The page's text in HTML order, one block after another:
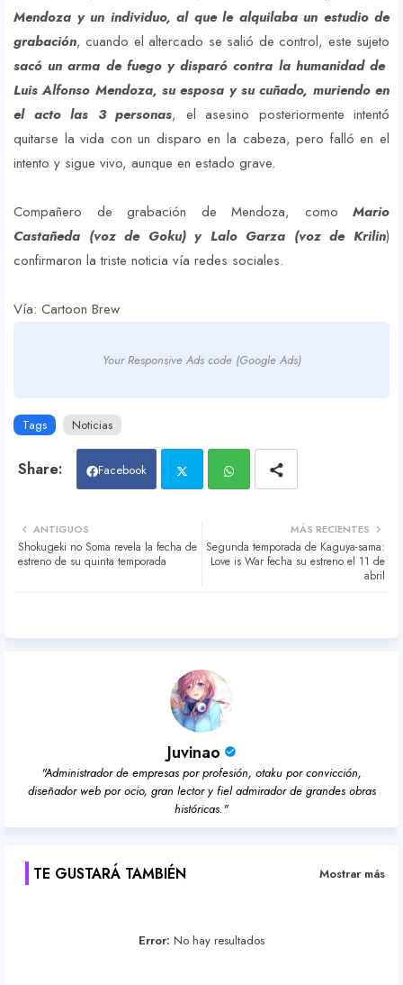
Mendoza y un individuo, al que le alquilaba un estudio de
grabación, cuando el altercado se salió de control, este sujeto
sacó un arma de fuego y disparó contra la humanidad de
Luis Alfonso Mendoza, su esposa y su cuñado, muriendo en
el acto las 3 personas, el asesino posteriormente intentó
quitarse la vida con un disparo en la cabeza, pero falló en el
intento y sigue vivo, aunque en estado grave.
Compañero de grabación de Mendoza, como Mario
Castañeda (voz de Goku) y Lalo Garza (voz de Krilin)
confirmaron la triste noticia vía redes sociales.
Vía: Cartoon Brew
Your Responsive Ads code (Google Ads)
Tags Noticias
Facebook
ter atsa
MÁS RECIENTES
Segunda temporada de Kaguya-sama:
Love is War fecha su estreno el 11 de
abril
ANTIGUOS
Shokugeki no Soma revela la fecha de
estreno de su quinta temporada
Juvinao
"Administrador de empresas por profesión, otaku por convicción,
diseñador web por ocio, gran lector y fiel admirador de grandes obras
históricas."
TE GUSTARÁ TAMBIÉN Mostrar más
Error: No hay resultados